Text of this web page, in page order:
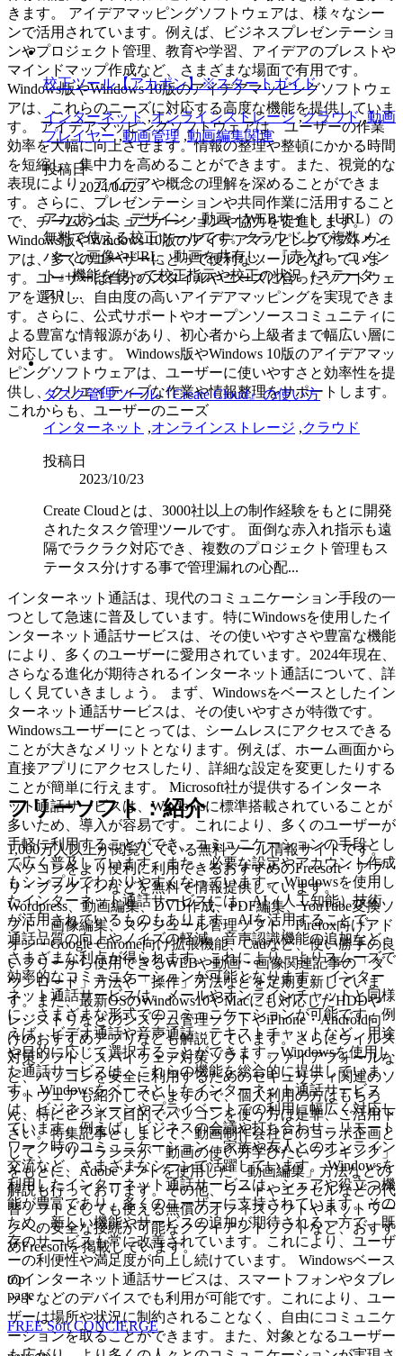
きます。 アイデアマッピングソフトウェアは、様々なシー
ンで活用されています。例えば、ビジネスプレゼンテーショ
ンやプロジェクト管理、教育や学習、アイデアのブレストや
マインドマップ作成など、さまざまな場面で有用です。
Windows版やWindows 10版のアイデアマッピングソフトウェ
アは、これらのニーズに対応する高度な機能を提供していま
す。 アイデアマッピングソフトウェアは、ユーザーの作業
効率を大幅に向上させます。情報の整理や整頓にかかる時間
を短縮し、集中力を高めることができます。また、視覚的な
表現により、アイデアや概念の理解を深めることができま
す。さらに、プレゼンテーションや共同作業に活用すること
で、チームのコミュニケーションや協力を促進します。
Windows版やWindows 10版のアイデアマッピングソフトウェ
アは、多くのユーザーにとって便利なツールとなっていま
す。ユーザーは自分のスタイルやニーズに合ったソフトウェ
アを選択し、自由度の高いアイデアマッピングを実現できま
す。さらに、公式サポートやオープンソースコミュニティに
よる豊富な情報源があり、初心者から上級者まで幅広い層に
対応しています。 Windows版やWindows 10版のアイデアマッ
ピングソフトウェアは、ユーザーに使いやすさと効率性を提
供し、クリエイティブな作業や情報整理をサポートします。
これからも、ユーザーのニーズ
インターネット通話は、現代のコミュニケーション手段の一
つとして急速に普及しています。特にWindowsを使用したイ
ンターネット通話サービスは、その使いやすさや豊富な機能
により、多くのユーザーに愛用されています。2024年現在、
さらなる進化が期待されるインターネット通話について、詳
しく見ていきましょう。 まず、Windowsをベースとしたイン
ターネット通話サービスは、その使いやすさが特徴です。
Windowsユーザーにとっては、シームレスにアクセスできる
ことが大きなメリットとなります。例えば、ホーム画面から
直接アプリにアクセスしたり、詳細な設定を変更したりする
ことが簡単に行えます。 Microsoft社が提供するインターネ
ット通話サービスは、Windowsに標準搭載されていることが
多いため、導入が容易です。これにより、多くのユーザーが
手軽に利用することができ、コミュニケーションの手段とし
て広く普及しています。また、必要な設定やアカウント作成
もシンプルでわかりやすくなっています。 Windowsを使用し
たインターネット通話サービスには、AI（人工知能）技術
が活用されているものもあります。AIを活用することで、
通話品質の向上やノイズの軽減、音声認識機能の追加など、
さまざまな利点が得られます。これにより、よりスムーズで
効率的なコミュニケーションが可能となります。 インター
ネット通話サービスは、メールやオンラインチャットと同様
に、さまざまな形式でのコミュニケーションが可能です。例
えば、ビデオ通話や音声通話、テキストチャットなど、用途
や目的に応じて選択することができます。Windowsを使用し
た通話サービスは、これらの機能を総合的に提供していま
す。 Windowsをベースとしたインターネット通話サービス
は、ビジネスシーンやプライベートでの利用に幅広く対応し
ています。例えば、ビジネスの会議や打ち合わせ、リモート
ワーク時のコミュニケーション、家族や友人とのオンライン
交流など、さまざまなシーンで活躍しています。 Windowsを
利用したインターネット通話サービスは、シェアや役立つ機
能が豊富であり、多くのユーザーに支持されています。その
ため、新しい機能やサービスの追加が期待される一方で、既
存のサービスも常に改善されています。これにより、ユーザ
ーの利便性や満足度が向上し続けています。 Windowsベース
のインターネット通話サービスは、スマートフォンやタブレ
ットなどのデバイスでも利用が可能です。これにより、ユー
ザーは場所や状況に制約されることなく、自由にコミュニケ
ーションを取ることができます。また、対象となるユーザー
校正ツール【アカポン】※スタートガイド
インターネット ,オンラインストレージ ,クラウド,動画
プレイヤー,動画管理 ,動画編集関連
投稿日
2024/04/25
アカポンは、デザイン・動画・WEBサイト（URL）の
無料で使える校正ツールです。クラウド上で複数メン
バーと画像やURL、動画を共有し、『赤入れ・コメン
ト』機能を使って校正指示や校正の状況（ステータ
ス）...
タスク管理ツール『Create Cloud』の使い方
インターネット ,オンラインストレージ ,クラウド
投稿日
2023/10/23
Create Cloudとは、3000社以上の制作経験をもとに開発
されたタスク管理ツールです。 面倒な赤入れ指示も遠
隔でラクラク対応でき、複数のプロジェクト管理もス
テータス分けする事で管理漏れの心配...
フリーソフト：紹介
1,000万人以上が閲覧している無料ツール情報サイトです。
パソコンをより便利に利用できるおすすめのFreesoft・アプ
リ・プラグインなどを無料で情報提供しています。
Wordpress、動画編集、DVD作成、PDF編集、YouTube変換ソ
フト、画像編集、スケジュール管理ソフト、Firefox向けアド
オン・Google Chrome向け拡張機能、Cadなど、使い勝手の良
いフリーから使用できるWEBや動画・画像関連記事の「ダ
ウンロード」方法や「操作」方法などを定期更新していま
す。また、最新OSのWindows10やMacにも対応したHDDや
レジストリなどのシステム管理ソフトやiPhone・Android向
けのおすすめアプリなども解説しています。さらにウイルス
対策ソフト、スパイウェア対策ソフト、ファイアフォールな
ど、パソコンを安全に利用するためのセキュリティ関連のソ
フトウェアも紹介していますので、個人利用の方はもちろ
ん、特にビジネス目的でパソコンを使う方は是非、ご活用下
さい。特集記事としまして、動画制作会社とのコラボ企画と
して、フリーランスが「動画の使い方学びたいランキング」
をもとに、Adobeソフトを使用した「動画編集」方法などの
解説も行っております。その他、ワードやエクセルなどの代
替ソフトとしても使える無償のオフィスソフトやネットワー
クへの安全な接続が可能なクライアントソフトなど、おすす
めFreesoftを掲載しています。
top
page
FREE Soft CONCIERGE